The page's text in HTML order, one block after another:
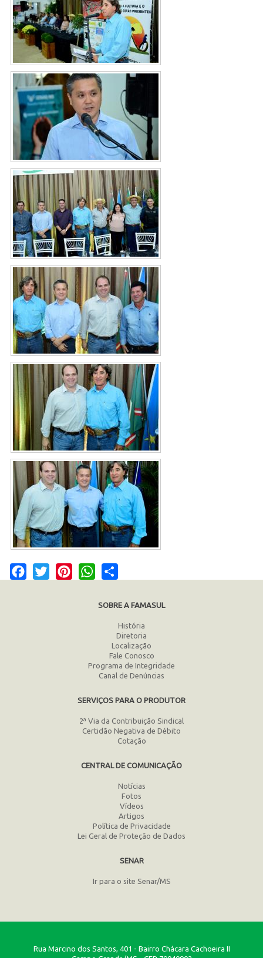
Facebook
Twitter PinterestWhatsApp
SOBRE A FAMASUL
História
Diretoria
Localização
Fale Conosco
Programa de Integridade
Canal de Denúncias
SERVIÇOS PARA O PRODUTOR
2ª Via da Contribuição Sindical
Certidão Negativa de Débito
Cotação
CENTRAL DE COMUNICAÇÃO
Notícias
Fotos
Vídeos
Artigos
Política de Privacidade
Lei Geral de Proteção de Dados
SENAR
Ir para o site Senar/MS
Rua Marcino dos Santos, 401 - Bairro Chácara Cachoeira II